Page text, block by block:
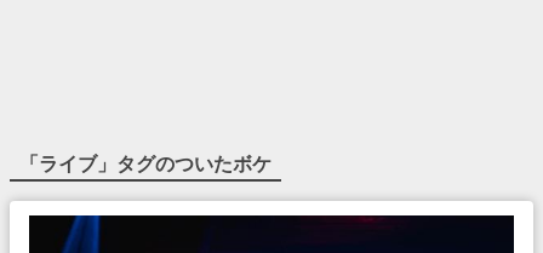
「ライブ」タグのついたボケ